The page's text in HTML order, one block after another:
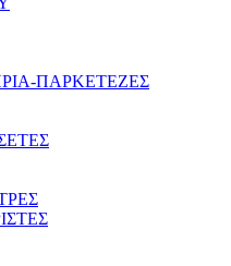
ΠΑΡΚΕΤΕΖΕΣ